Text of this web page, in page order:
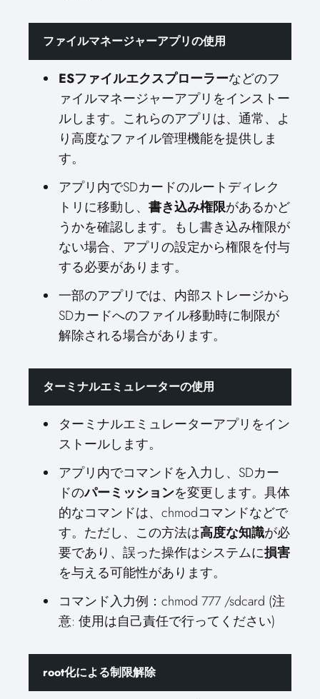
ファイルマネージャーアプリの使用
ESファイルエクスプローラーなどのフ
ァイルマネージャーアプリをインストー
ルします。これらのアプリは、通常、よ
り高度なファイル管理機能を提供しま
す。
アプリ内でSDカードのルートディレク
トリに移動し、 書き込み権限があるかど
うかを確認します。もし書き込み権限が
ない場合、アプリの設定から権限を付与
する必要があります。
一部のアプリでは、内部ストレージから
SDカードへのファイル移動時に制限が
解除される場合があります。
ターミナルエミュレーターの使用
ターミナルエミュレーターアプリをイン
ストールします。
アプリ内でコマンドを入力し、SDカー
ドのパーミッションを変更します。具体
的なコマンドは、chmodコマンドなどで
す。ただし、この方法は高度な知識が必
要であり、誤った操作はシステムに損害
を与える可能性があります。
コマンド入力例：chmod 777 /sdcard (注
意: 使用は自己責任で行ってください)
root化による制限解除